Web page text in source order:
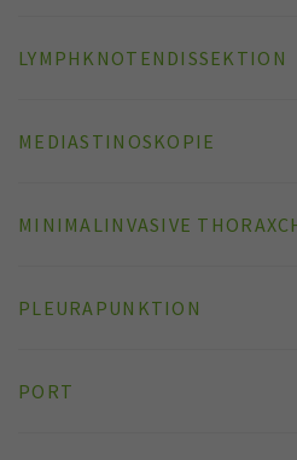
LYMPHKNOTENDISSEKTION
MEDIASTINOSKOPIE
MINIMALINVASIVE
PLEURAPUNKTION
PORT